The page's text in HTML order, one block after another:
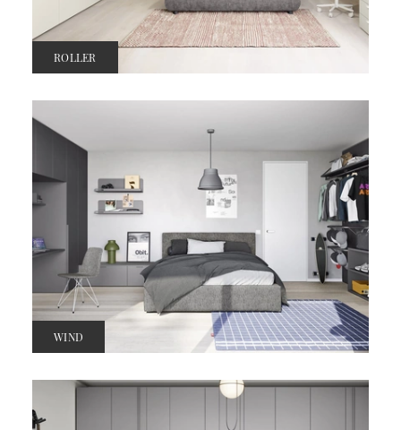
ROLLER
WIND